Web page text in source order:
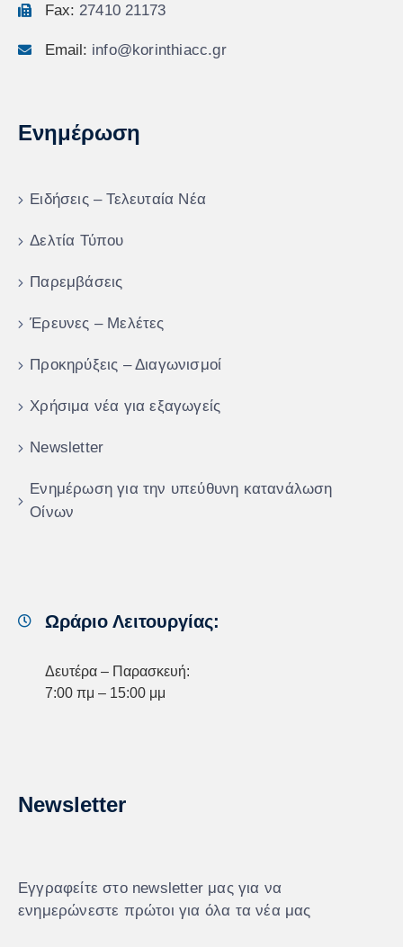
Fax: 27410 21173
Email: info@korinthiacc.gr
Ενημέρωση
Ειδήσεις – Τελευταία Νέα
Δελτία Τύπου
Παρεμβάσεις
Έρευνες – Μελέτες
Προκηρύξεις – Διαγωνισμοί
Χρήσιμα νέα για εξαγωγείς
Newsletter
Ενημέρωση για την υπεύθυνη κατανάλωση
Οίνων
Ωράριο Λειτουργίας:
Δευτέρα – Παρασκευή:
7:00 πμ – 15:00 μμ
Newsletter
Εγγραφείτε στο newsletter μας για να
ενημερώνεστε πρώτοι για όλα τα νέα μας